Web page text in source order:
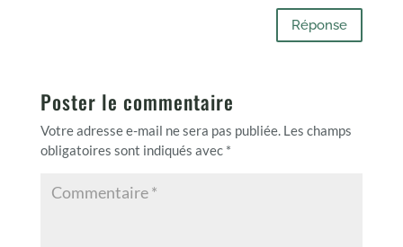
Réponse
Poster le commentaire
Votre adresse e-mail ne sera pas publiée. Les champs
obligatoires sont indiqués avec *